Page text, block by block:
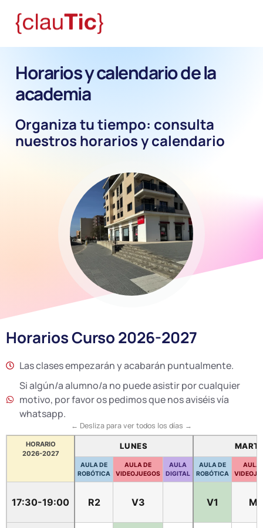
Horarios y calendario de la
academia
Organiza tu tiempo: consulta
nuestros horarios y calendario
Horarios Curso 2026-2027
Las clases empezarán y acabarán puntualmente.
Si algún/a alumno/a no puede asistir por cualquier
motivo, por favor os pedimos que nos aviséis vía
whatsapp.
← Desliza para ver todos los días →
HORARIO
2026-2027
LUNES
AULA DE
ROBÓTICA
AULA DE
VIDEOJUEGOS
AULA
DIGITAL
AULA DE
ROBÓTICA
AULA
17:30-19:00 R2 V3 V1